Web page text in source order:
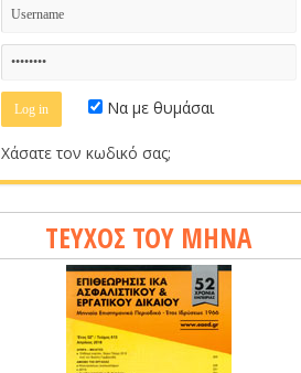
Να με θυμάσαι
Χάσατε τον κωδικό σας;
ΤΕΥΧΟΣ ΤΟΥ ΜΗΝΑ